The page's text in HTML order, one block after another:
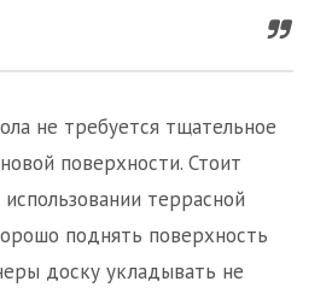
не требуется тщательное
поверхности. Стоит
террасной
поднять поверхность
доску укладывать не